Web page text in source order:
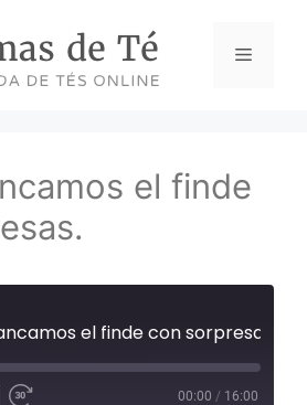
Menu
el finde
el finde con sorpresas.
00:00 / 16:00